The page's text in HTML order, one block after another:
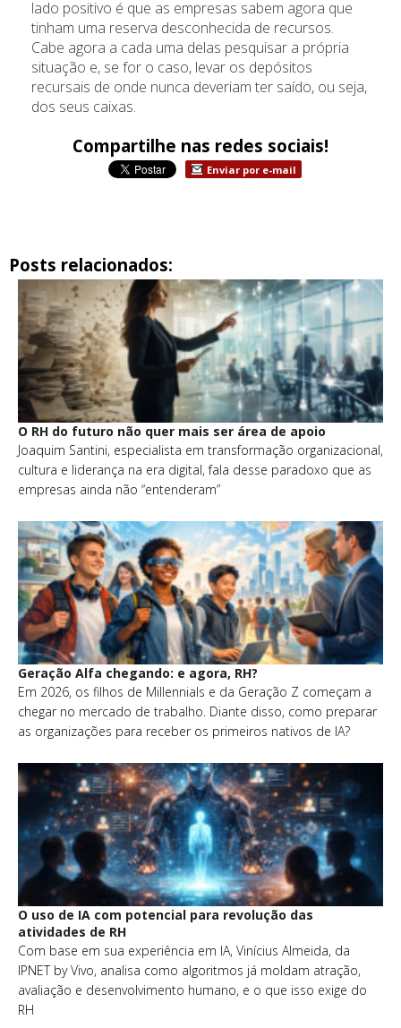
lado positivo é que as empresas sabem agora que
tinham uma reserva desconhecida de recursos.
Cabe agora a cada uma delas pesquisar a própria
situação e, se for o caso, levar os depósitos
recursais de onde nunca deveriam ter saído, ou seja,
dos seus caixas.
Compartilhe nas redes sociais!
Enviar por e-mail
Posts relacionados:
O RH do futuro não quer mais ser área de apoio
Joaquim Santini, especialista em transformação organizacional,
cultura e liderança na era digital, fala desse paradoxo que as
empresas ainda não “entenderam”
Geração Alfa chegando: e agora, RH?
Em 2026, os filhos de Millennials e da Geração Z começam a
chegar no mercado de trabalho. Diante disso, como preparar
as organizações para receber os primeiros nativos de IA?
O uso de IA com potencial para revolução das
atividades de RH
Com base em sua experiência em IA, Vinícius Almeida, da
IPNET by Vivo, analisa como algoritmos já moldam atração,
avaliação e desenvolvimento humano, e o que isso exige do
RH